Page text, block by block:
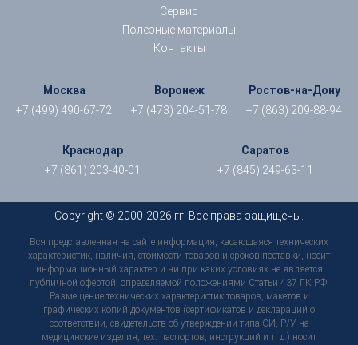
Сервис
Полезные материалы
Контакты
Москва
+7 (499) 490-67-72
Воронеж
+7 (473) 204-51-78
Ростов-на-Дону
+7 (863) 209-88-94
Краснодар
+7 (861) 203-40-01
Саратов
+7 (845) 249-63-11
Copyright © 2000-2026 гг. Все права защищены.
Вся представленная на сайте информация, касающаяся технических
характеристик, наличия, стоимости товаров и сроков поставки, носит
информационный характер и ни при каких условиях не является
публичной офертой, определяемой положениями Статьи 437 ГК РФ.
Размещение технических характеристик товаров, макетов и
графических копий документов (сертификатов и деклараций о
соответствии, свидетельств об утверждении типа СИ, Р/У на
медицинские изделия, тех. паспортов, инструкций и т. д.) носит